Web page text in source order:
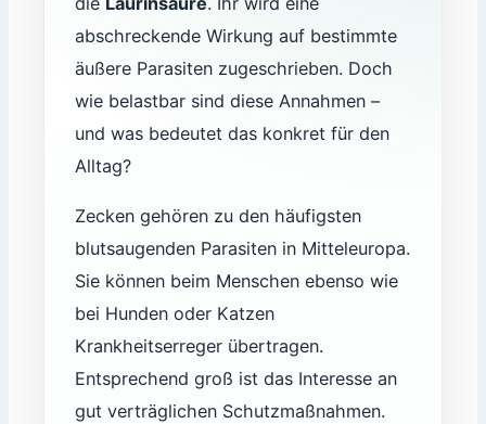
abschreckende Wirkung auf bestimmte
äußere Parasiten zugeschrieben. Doch
wie belastbar sind diese Annahmen –
und was bedeutet das konkret für den
Alltag?
Zecken gehören zu den häufigsten
blutsaugenden Parasiten in Mitteleuropa.
Sie können beim Menschen ebenso wie
bei Hunden oder Katzen
Krankheitserreger übertragen.
Entsprechend groß ist das Interesse an
gut verträglichen Schutzmaßnahmen.